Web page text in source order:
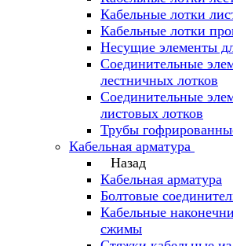
Кабельные лотки
Кабельные лотки
Несущие элементы
Соединительные
лестничных лотков
Соединительные
листовых лотков
Трубы
Кабельная арматура
Назад
Кабельная арматура
Болтовые
Кабельные
сжимы